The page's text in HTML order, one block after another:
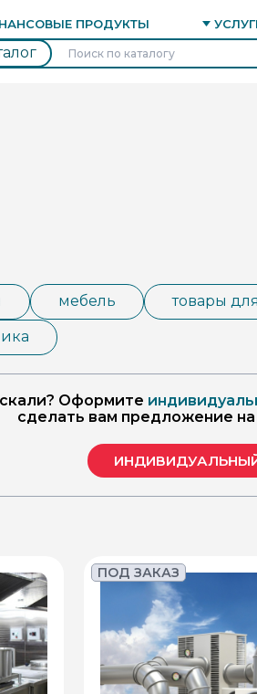
ПРОДУКТЫ
СЕРВИС
мебель товары
Оформите
сделать вам предложение на
ПОД ЗАКАЗ